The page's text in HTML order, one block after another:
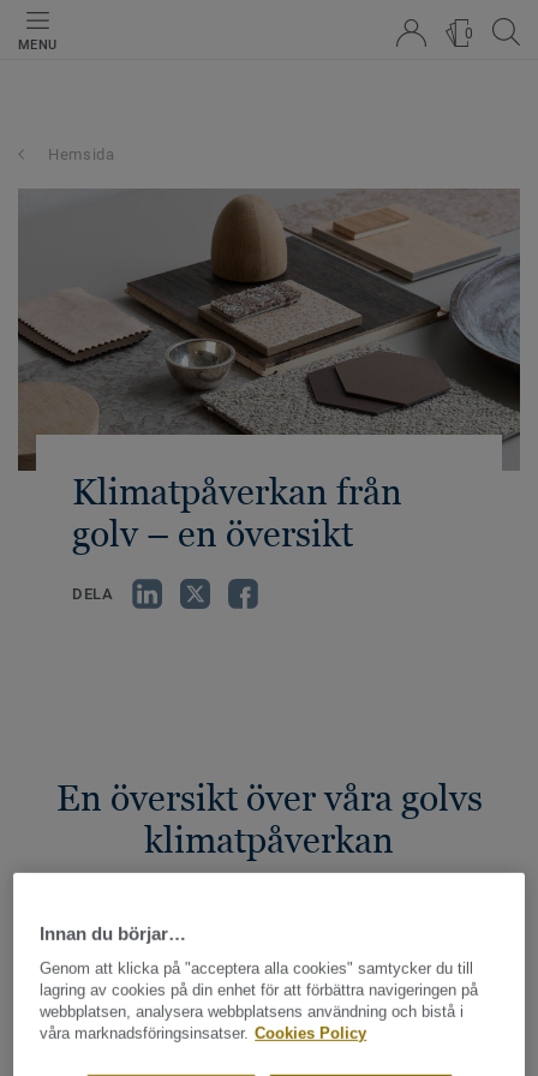
MENU
0
Hemsida
Klimatpåverkan från
golv – en översikt
DELA
En översikt över våra golvs
klimatpåverkan
Klimatpåverkan har blivit en allt viktigare aspekt vid valet
av produkter i ett byggprojekt. Tarkett använder sedan flera
år så kallade EPD:er (Environmental Product Declaration)
där produkters klimatpåverkan beskrivs för hela dess
Innan du börjar…
Genom att klicka på "acceptera alla cookies" samtycker du till
lagring av cookies på din enhet för att förbättra navigeringen på
webbplatsen, analysera webbplatsens användning och bistå i
våra marknadsföringsinsatser. Cookies Policy